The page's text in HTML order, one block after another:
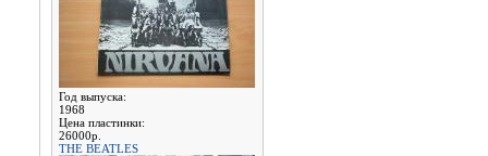
Год выпуска:
1968
Цена пластинки:
26000р.
THE BEATLES